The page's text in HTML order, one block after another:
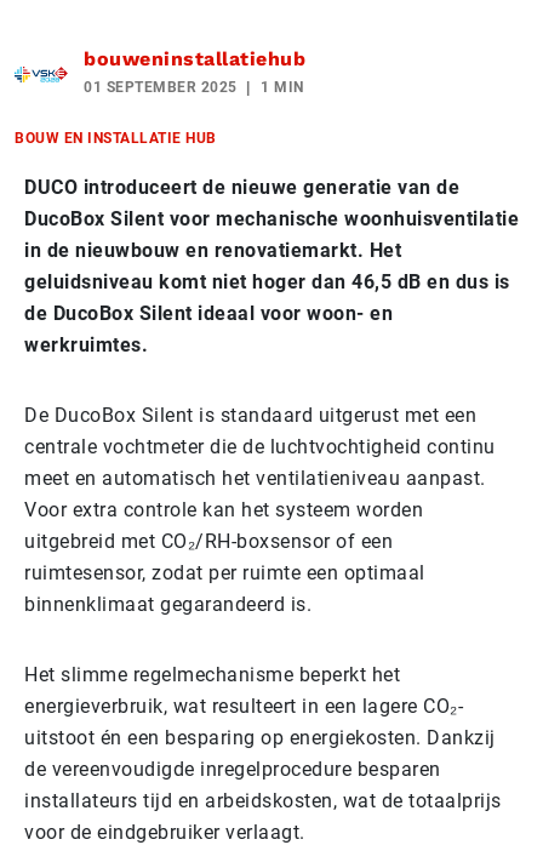
bouweninstallatiehub
01 SEPTEMBER 2025 1 MIN
BOUW EN INSTALLATIE HUB
DUCO introduceert de nieuwe generatie van de
DucoBox Silent voor mechanische woonhuisventilatie
in de nieuwbouw en renovatiemarkt. Het
geluidsniveau komt niet hoger dan 46,5 dB en dus is
de DucoBox Silent ideaal voor woon- en
werkruimtes.
De DucoBox Silent is standaard uitgerust met een
centrale vochtmeter die de luchtvochtigheid continu
meet en automatisch het ventilatieniveau aanpast.
Voor extra controle kan het systeem worden
uitgebreid met CO₂/RH-boxsensor of een
ruimtesensor, zodat per ruimte een optimaal
binnenklimaat gegarandeerd is.
Het slimme regelmechanisme beperkt het
energieverbruik, wat resulteert in een lagere CO₂-
uitstoot én een besparing op energiekosten. Dankzij
de vereenvoudigde inregelprocedure besparen
installateurs tijd en arbeidskosten, wat de totaalprijs
voor de eindgebruiker verlaagt.